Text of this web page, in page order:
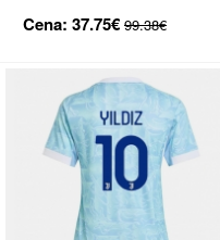
Cena: 37.75€ 99.38€